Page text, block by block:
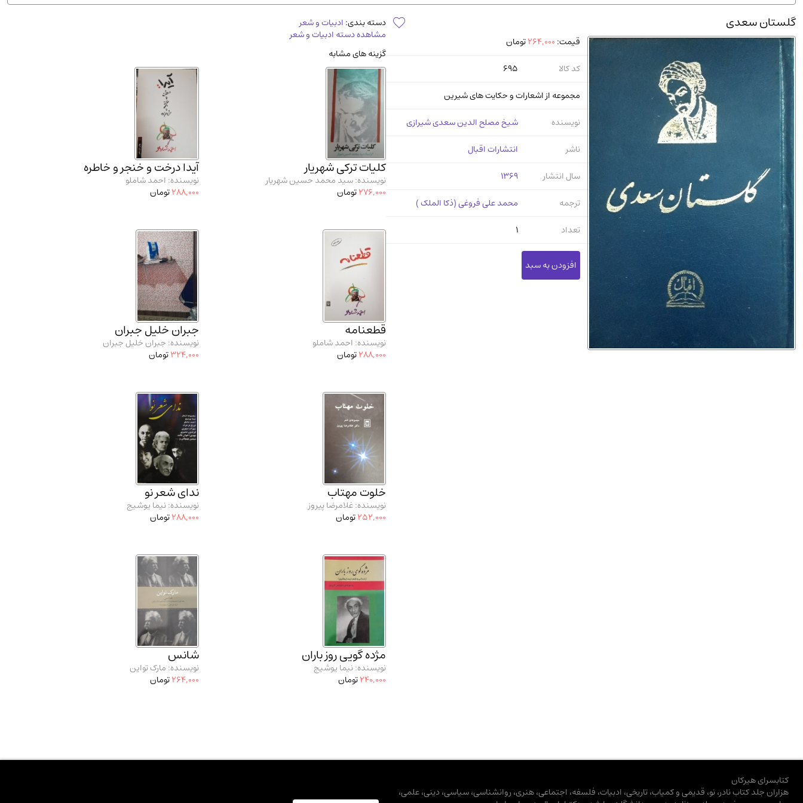
دانشگاه پیامـ نور(10)
گلستان سعدی
قیمت: 264,000تومان
کد کالا
695
مجموعه از اشعارات و حکایت های شیرین
نویسنده
شیخ مصلح الدین سعدی شیرازی
ناشر
انتشارات اقبال
سال انتشار
1369
ترجمه
محمد علی فروغی (ذکا الملک )
تعداد
1
دسته بندی: ادبیات و شعر
مشاهده دسته ادبیات و شعر
گزینه های مشابه
کلیات ترکی شهریار
نویسنده: سید محمد حسین شهریار
276,000تومان
آیدا درخت و خنجر و خاطره
نویسنده: احمد شاملو
288,000تومان
قطعنامه
نویسنده: احمد شاملو
288,000تومان
جبران خلیل جبران
نویسنده: جبران خلیل جبران
324,000تومان
خلوت مهتاب
نویسنده: غلامرضا پیروز
252,000تومان
ندای شعر نو
نویسنده: نیما یوشیج
288,000تومان
مژده گویی روز باران
نویسنده: نیما یوشیج
240,000تومان
شانس
نویسنده: مارک تواین
264,000تومان
کتابسرای هیرکان
هزاران جلد کتاب نادر، نو، قدیمی و کمیاب، تاریخی، ادبیات، فلسفه، اجتماعی، هنری، روانشناسی، سیاسی، دینی، علمی،